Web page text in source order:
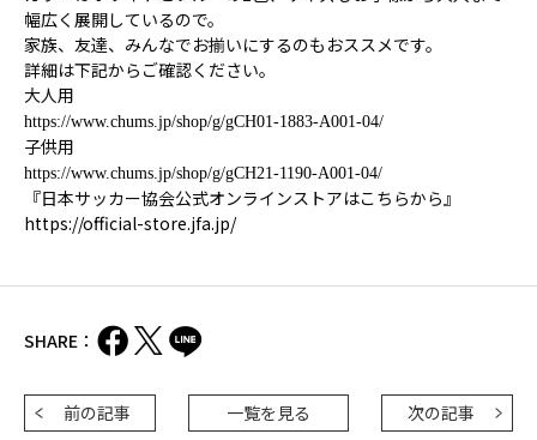
幅広く展開しているので。
家族、友達、みんなでお揃いにするのもおススメです。
詳細は下記からご確認ください。
大人用
https://www.chums.jp/shop/g/gCH01-1883-A001-04/
子供用
https://www.chums.jp/shop/g/gCH21-1190-A001-04/
『日本サッカー協会公式オンラインストアはこちらから』
https://official-store.jfa.jp/
SHARE：
前の記事 一覧を見る 次の記事